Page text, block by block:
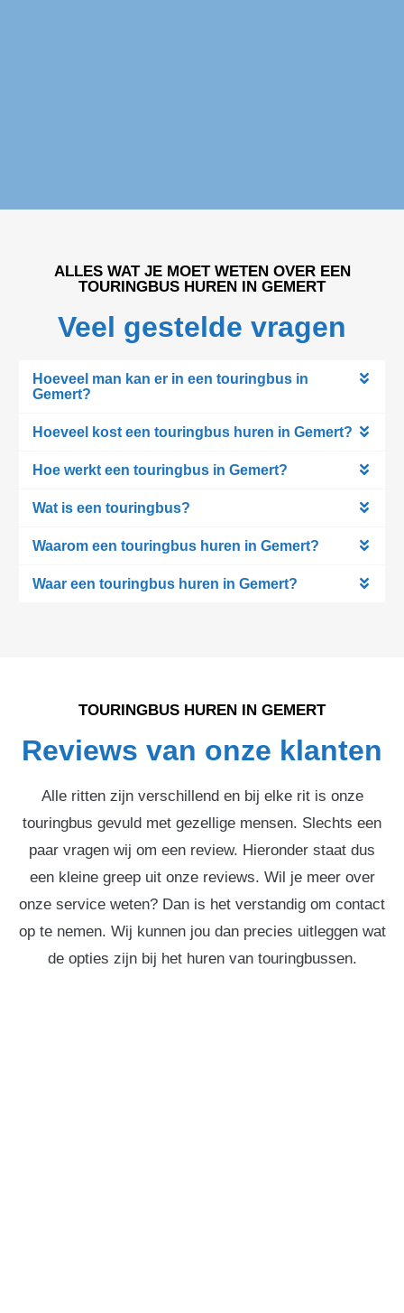
ALLES WAT JE MOET WETEN OVER EEN
TOURINGBUS HUREN IN GEMERT
Veel gestelde vragen
Hoeveel man kan er in een touringbus in
Gemert?
Hoeveel kost een touringbus huren in Gemert?
Hoe werkt een touringbus in Gemert?
Wat is een touringbus?
Waarom een touringbus huren in Gemert?
Waar een touringbus huren in Gemert?
TOURINGBUS HUREN IN GEMERT
Reviews van onze klanten
Alle ritten zijn verschillend en bij elke rit is onze
touringbus gevuld met gezellige mensen. Slechts een
paar vragen wij om een review. Hieronder staat dus
een kleine greep uit onze reviews. Wil je meer over
onze service weten? Dan is het verstandig om contact
op te nemen. Wij kunnen jou dan precies uitleggen wat
de opties zijn bij het huren van touringbussen.